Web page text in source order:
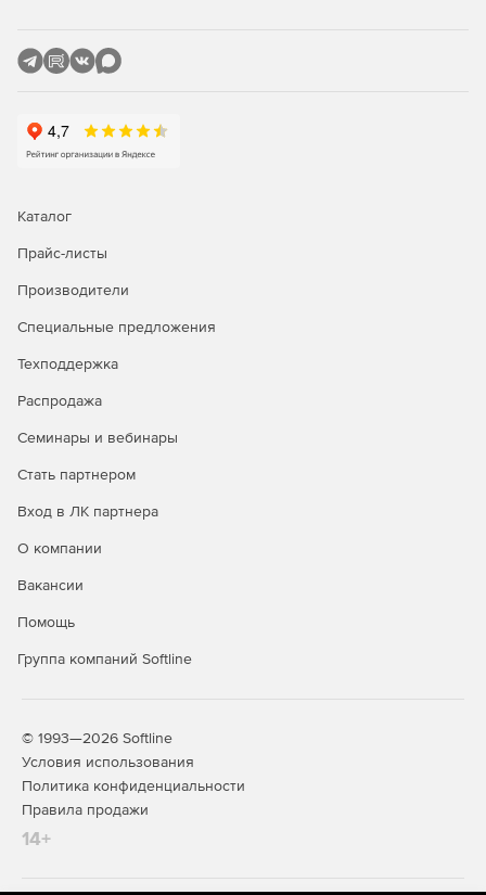
Каталог
Прайс-листы
Производители
Специальные предложения
Техподдержка
Распродажа
Семинары и вебинары
Стать партнером
Вход в ЛК партнера
О компании
Вакансии
Помощь
Группа компаний Softline
© 1993—2026 Softline
Условия использования
Политика конфиденциальности
Правила продажи
14+